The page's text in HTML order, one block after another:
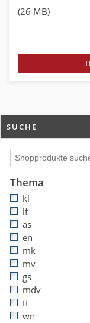
(26 MB)
SUCHE
Thema
kl
lf
as
en
mk
mv
gs
mdv
tt
wn